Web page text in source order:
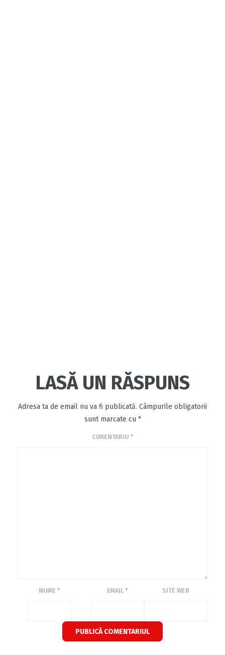
LASĂ UN RĂSPUNS
Adresa ta de email nu va fi publicată. Câmpurile obligatorii
sunt marcate cu *
COMENTARIU *
NUME * EMAIL* SITE WEB